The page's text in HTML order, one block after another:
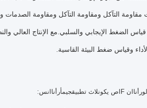
مقاومة التآكل ومقاومة التآكل ومقاومة الصدمات
وقياس ضغط البيئة القاسية.
ر أنا ن F ص يكونلث تطبيقجيمأر أنا نس: